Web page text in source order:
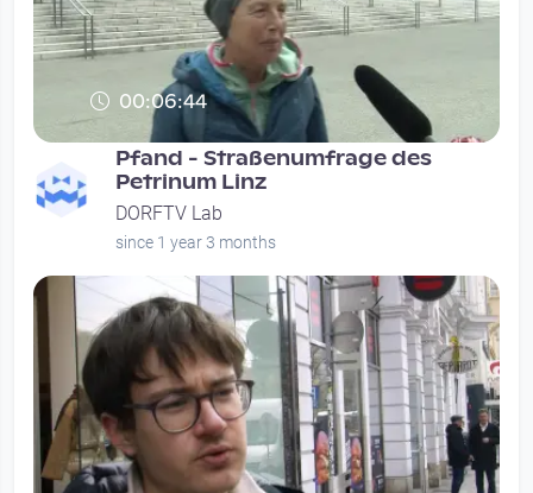
00:06:44
Pfand - Straßenumfrage des
Petrinum Linz
DORFTV Lab
since 1 year 3 months